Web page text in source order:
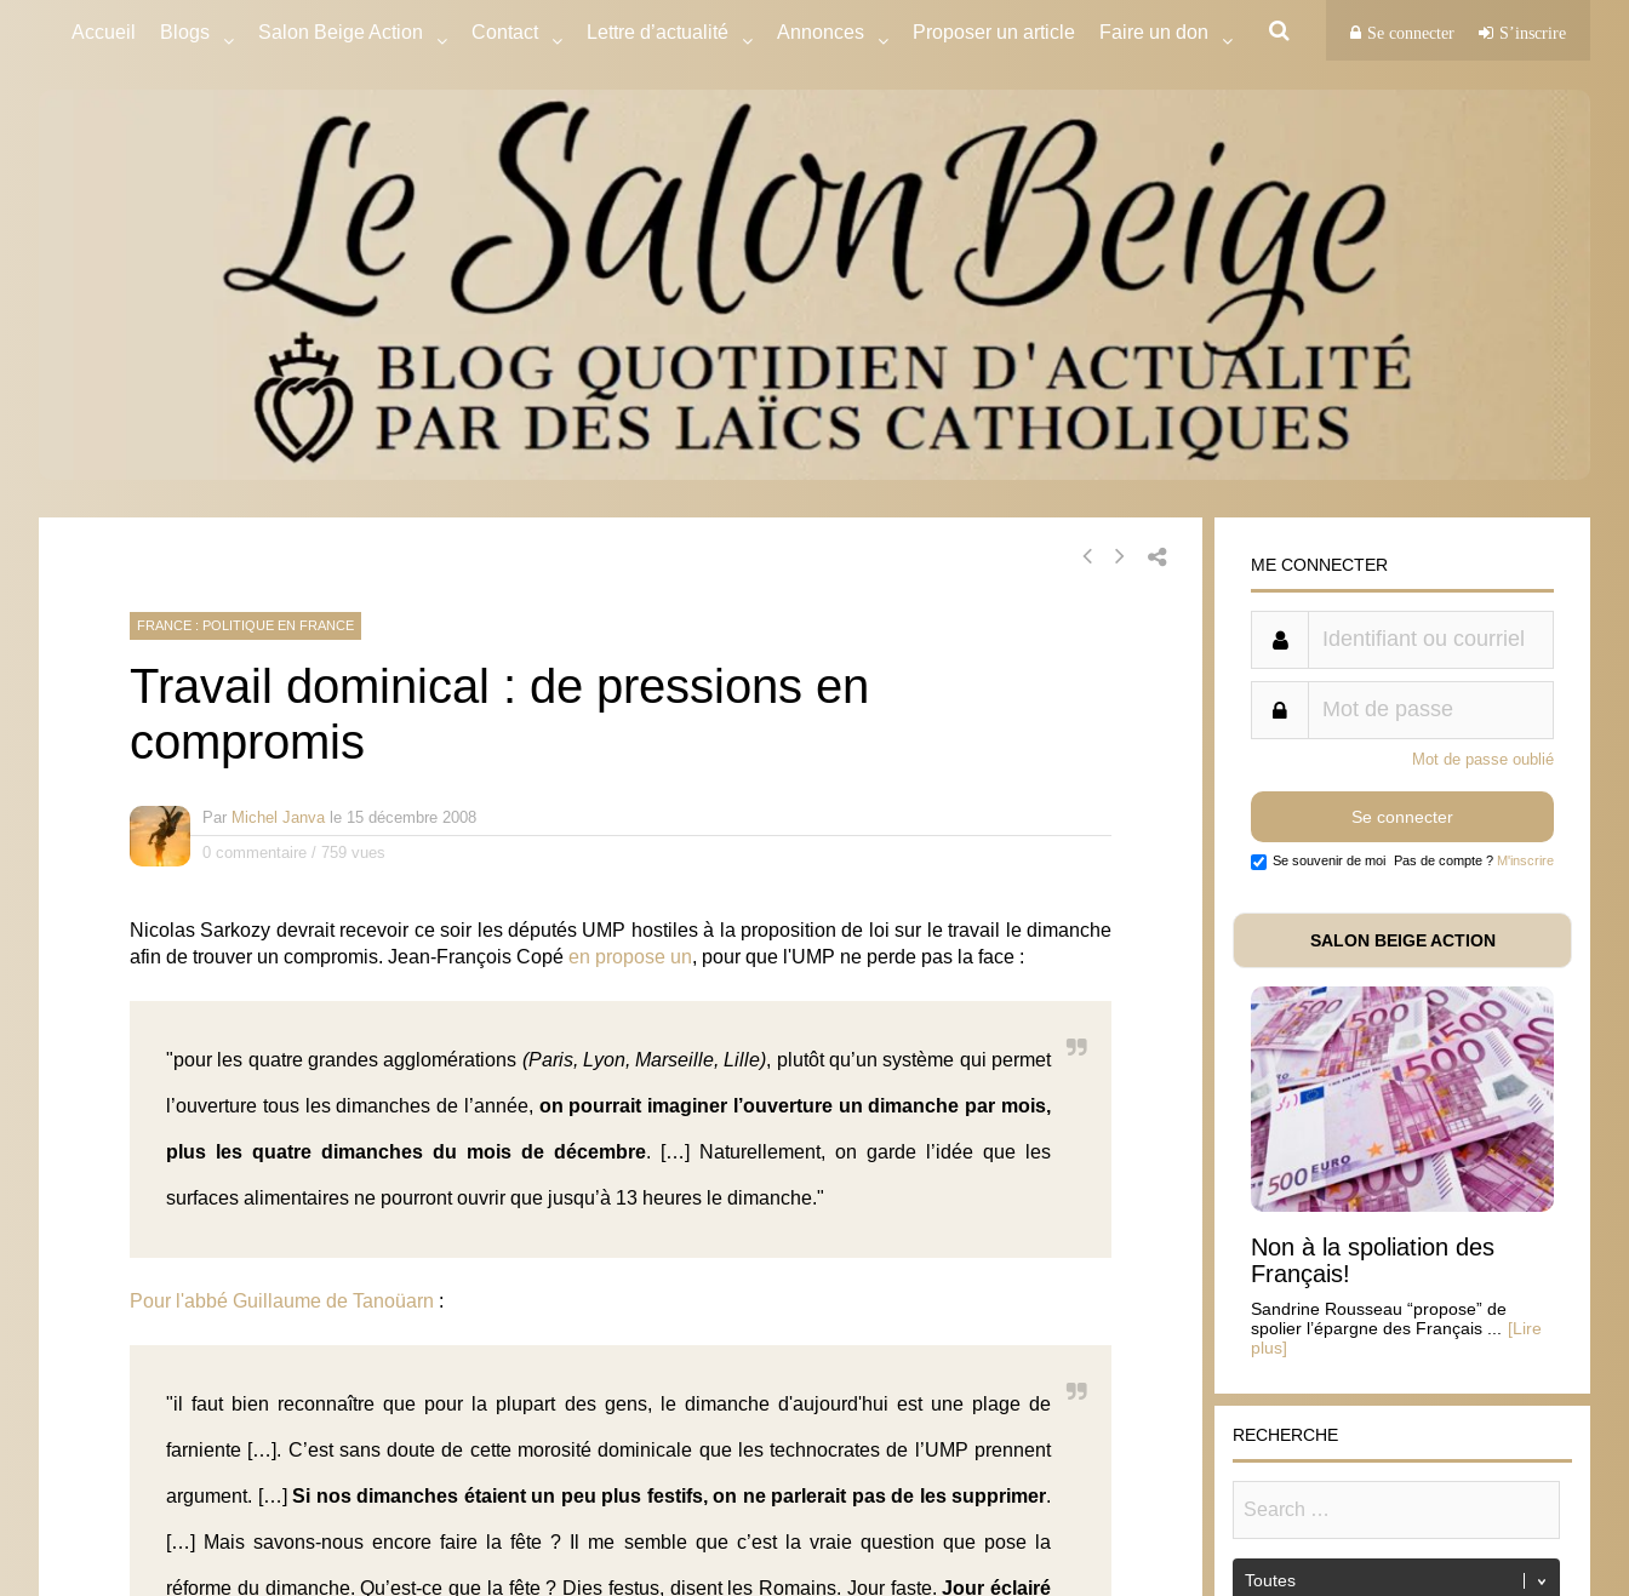
Accueil Blogs Salon Beige Action Contact Lettre d’actualité Annonces Proposer un article Faire un don Se connecter S’inscrire
FRANCE : POLITIQUE EN FRANCE
Travail dominical : de pressions en
compromis
Par Michel Janva le 15 décembre 2008
0 commentaire / 759 vues
Nicolas Sarkozy devrait recevoir ce soir les députés UMP hostiles à la proposition de loi sur le travail le dimanche
afin de trouver un compromis. Jean-François Copé en propose un, pour que l'UMP ne perde pas la face :
"pour les quatre grandes agglomérations (Paris, Lyon, Marseille, Lille), plutôt qu’un système qui permet
l’ouverture tous les dimanches de l’année, on pourrait imaginer l’ouverture un dimanche par mois,
plus les quatre dimanches du mois de décembre. […] Naturellement, on garde l’idée que les
surfaces alimentaires ne pourront ouvrir que jusqu’à 13 heures le dimanche."
Pour l'abbé Guillaume de Tanoüarn :
"il faut bien reconnaître que pour la plupart des gens, le dimanche d'aujourd'hui est une plage de
farniente […]. C’est sans doute de cette morosité dominicale que les technocrates de l’UMP prennent
argument. […] Si nos dimanches étaient un peu plus festifs, on ne parlerait pas de les supprimer.
[…] Mais savons-nous encore faire la fête ? Il me semble que c’est la vraie question que pose la
réforme du dimanche. Qu’est-ce que la fête ? Dies festus, disent les Romains. Jour faste.Jour éclairé
ME CONNECTER
Mot de passe oublié
Se souvenir de moi Pas de compte ? M'inscrire
SALON BEIGE ACTION
Non à la spoliation des
Français!
Sandrine Rousseau “propose” de
spolier l’épargne des Français ...
[Lire
plus]
RECHERCHE